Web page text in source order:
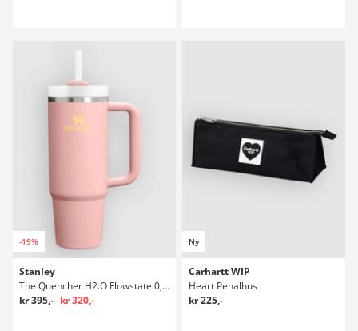
-19%
Stanley
The Quencher H2.O Flowstate 0,89l Flaske
kr 395,- kr 320,-
Ny
Carhartt WIP
Heart Penalhus
kr 225,-